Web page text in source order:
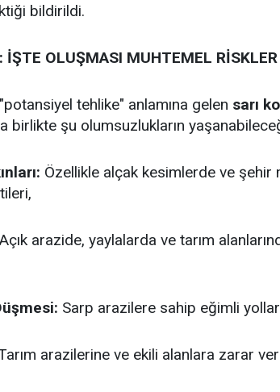
bildirildi.
İŞTE OLUŞMASI MUHTEMEL RİSKLER
tehlike" anlamına gelen sarı
birlikte şu olumsuzlukların
Özellikle alçak kesimlerde ve şehir
Açık arazide, yaylalarda ve tarım
Sarp arazilere sahip eğimli
arazilerine ve ekili alanlara zarar